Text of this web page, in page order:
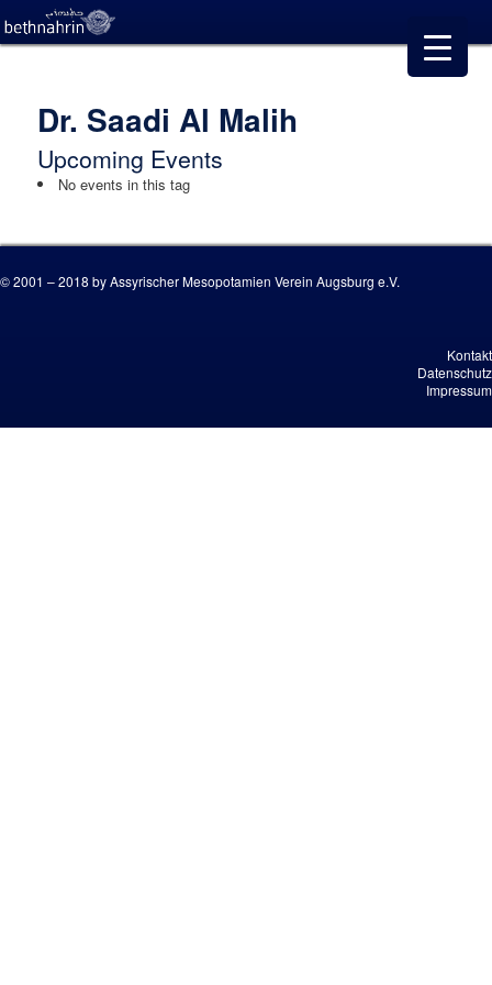
Dr. Saadi Al Malih
Upcoming Events
No events in this tag
© 2001 – 2018 by Assyrischer Mesopotamien Verein Augsburg e.V.
Kontakt
Datenschutz
Impressum